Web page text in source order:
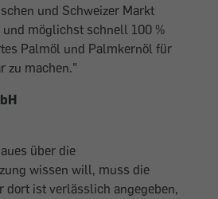
und Schweizer Markt
möglichst schnell 100 %
Palmöl und Palmkernöl für
zu machen."
über die
wissen will, muss die
dort ist verlässlich angegeben,